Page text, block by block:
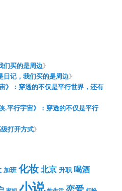
们买的是周边》
日记，我们买的是周边》
》：穿透的不仅是平行世界，还有
.平行宇宙》：穿透的不仅是平行
打开方式》
加班 化妆北京 升职 喝酒